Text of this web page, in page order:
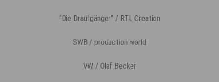
“Die Draufgänger” / RTL Creation
SWB / production world
VW / Olaf Becker